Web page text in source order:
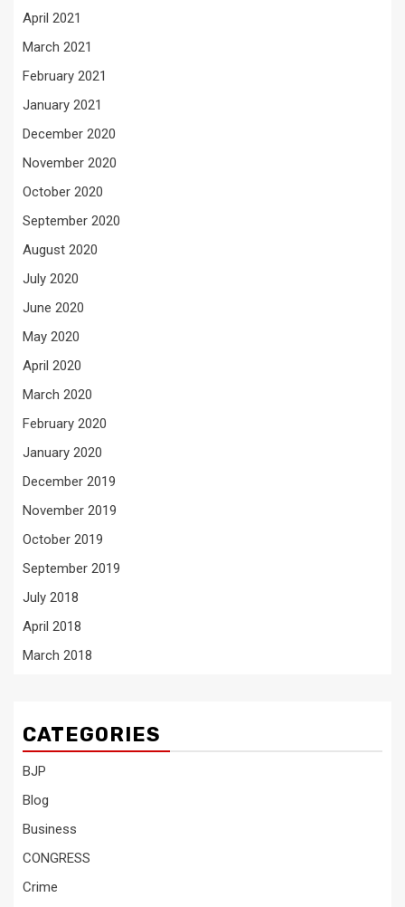
April 2021
March 2021
February 2021
January 2021
December 2020
November 2020
October 2020
September 2020
August 2020
July 2020
June 2020
May 2020
April 2020
March 2020
February 2020
January 2020
December 2019
November 2019
October 2019
September 2019
July 2018
April 2018
March 2018
CATEGORIES
BJP
Blog
Business
CONGRESS
Crime